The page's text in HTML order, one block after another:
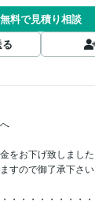
無料で見積り相談
をお下げ致しました
すので御了承下さい
・・・・・・・・・